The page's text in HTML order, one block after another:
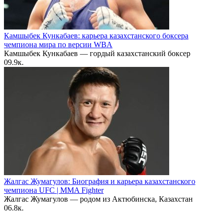
Камшыбек Кункабаев: карьера казахстанского боксера
чемпиона мира по версии WBA
Камшыбек Кункабаев — гордый казахстанский боксер
09.9к.
Жалгас Жумагулов: Биография и карьера казахстанского
чемпиона UFC | MMA Fighter
Жалгас Жумагулов — родом из Актюбинска, Казахстан
06.8к.